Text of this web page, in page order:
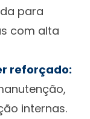
para
com alta
reforçado:
internas.